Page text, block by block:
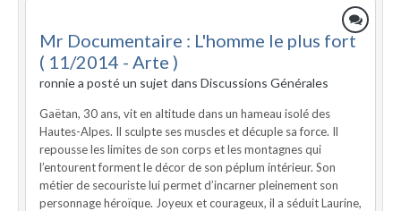
Mr Documentaire : L'homme le plus fort
( 11/2014 - Arte )
ronnie a posté un sujet dans Discussions Générales
Gaëtan, 30 ans, vit en altitude dans un hameau isolé des
Hautes-Alpes. Il sculpte ses muscles et décuple sa force. Il
repousse les limites de son corps et les montagnes qui
l’entourent forment le décor de son péplum intérieur. Son
métier de secouriste lui permet d’incarner pleinement son
personnage héroïque. Joyeux et courageux, il a séduit Laurine,